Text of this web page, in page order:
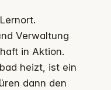
Verwaltung
in Aktion.
heizt, ist ein
dann den